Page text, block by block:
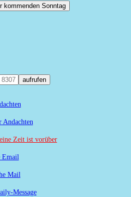
kommenden Sonntag
aufrufen
Andachten
Zeit ist vorüber
Email
Mail
Message